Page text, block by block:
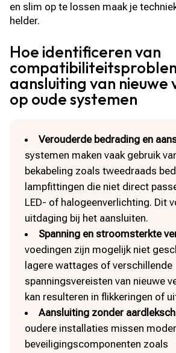
en slim op te lossen maak je
helder.​
Hoe identificeren van
aansluiting van nieuwe
op oude systemen
Verouderde bedrading en
systemen maken vaak gebruik
bekabeling zoals tweedraads
lampfittingen die niet direct
LED- of halogeenverlichting.​ Dit
uitdaging bij het aansluiten.​
Spanning en stroomsterkte
voedingen zijn mogelijk niet
lagere wattages of verschillende
spanningsvereisten van nieuwe
kan resulteren in flikkeringen of
Aansluiting zonder
oudere installaties missen
beveiligingscomponenten zoals